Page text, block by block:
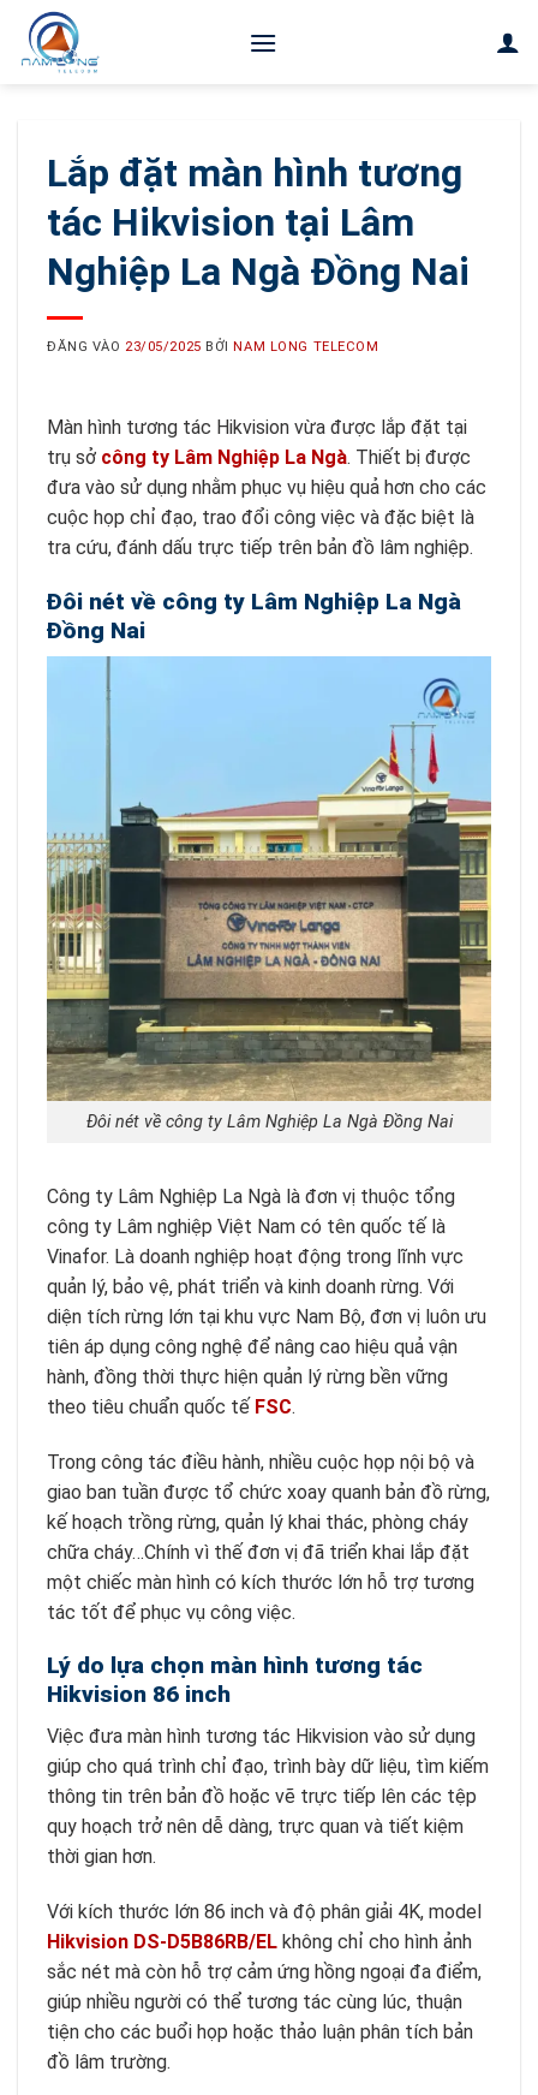
nội
Lắp đặt màn hình tương
tác Hikvision tại Lâm
Nghiệp La Ngà Đồng Nai
ĐĂNG VÀO 23/05/2025 BỞINAM LONG TELECOM
Màn hình tương tác Hikvision vừa được lắp đặt tại
trụ sở công ty Lâm Nghiệp La Ngà. Thiết bị được
đưa vào sử dụng nhằm phục vụ hiệu quả hơn cho các
cuộc họp chỉ đạo, trao đổi công việc và đặc biệt là
tra cứu, đánh dấu trực tiếp trên bản đồ lâm nghiệp.
Đôi nét về công ty Lâm Nghiệp La Ngà
Đồng Nai
Đôi nét về công ty Lâm Nghiệp La Ngà Đồng Nai
Công ty Lâm Nghiệp La Ngà là đơn vị thuộc tổng
công ty Lâm nghiệp Việt Nam có tên quốc tế là
Vinafor. Là doanh nghiệp hoạt động trong lĩnh vực
quản lý, bảo vệ, phát triển và kinh doanh rừng. Với
diện tích rừng lớn tại khu vực Nam Bộ, đơn vị luôn ưu
tiên áp dụng công nghệ để nâng cao hiệu quả vận
hành, đồng thời thực hiện quản lý rừng bền vững
theo tiêu chuẩn quốc tế FSC.
Trong công tác điều hành, nhiều cuộc họp nội bộ và
giao ban tuần được tổ chức xoay quanh bản đồ rừng,
kế hoạch trồng rừng, quản lý khai thác, phòng cháy
chữa cháy…Chính vì thế đơn vị đã triển khai lắp đặt
một chiếc màn hình có kích thước lớn hỗ trợ tương
tác tốt để phục vụ công việc.
Lý do lựa chọn màn hình tương tác
Hikvision 86 inch
Việc đưa màn hình tương tác Hikvision vào sử dụng
giúp cho quá trình chỉ đạo, trình bày dữ liệu, tìm kiếm
thông tin trên bản đồ hoặc vẽ trực tiếp lên các tệp
quy hoạch trở nên dễ dàng, trực quan và tiết kiệm
thời gian hơn.
Với kích thước lớn 86 inch và độ phân giải 4K, model
Hikvision DS-D5B86RB/EL không chỉ cho hình ảnh
sắc nét mà còn hỗ trợ cảm ứng hồng ngoại đa điểm,
giúp nhiều người có thể tương tác cùng lúc, thuận
tiện cho các buổi họp hoặc thảo luận phân tích bản
đồ lâm trường.